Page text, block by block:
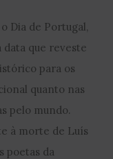
Dia de Portugal,
data que reveste
para os
quanto nas
pelo mundo.
à morte de Luís
poetas da